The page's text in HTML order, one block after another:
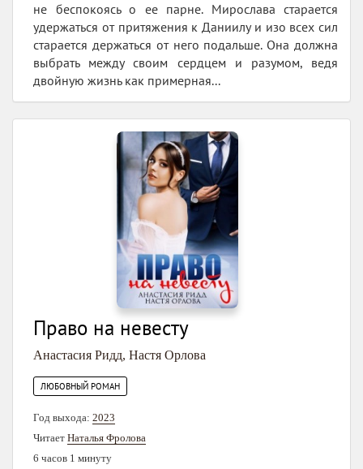
не беспокоясь о ее парне. Мирослава старается
удержаться от притяжения к Даниилу и изо всех сил
старается держаться от него подальше. Она должна
выбрать между своим сердцем и разумом, ведя
двойную жизнь как примерная...
Право на невесту
Анастасия Ридд, Настя Орлова
ЛЮБОВНЫЙ РОМАН
Год выхода: 2023
Читает Наталья Фролова
6 часов 1 минуту